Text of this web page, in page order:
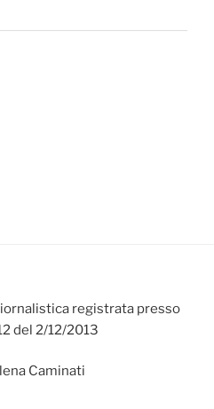
registrata presso
del 2/12/2013
Caminati